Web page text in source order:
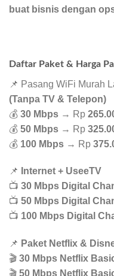
buat bisnis dengan
Daftar Paket & Harga
📌 Pasang WiFi Murah
(Tanpa TV & Telepon)
💰 30 Mbps → Rp
💰 50 Mbps → Rp
💰 100 Mbps → Rp
📌
Internet + UseeTV
📺 30 Mbps Digital
📺 50 Mbps Digital
📺 100 Mbps Digital
📌 Paket Netflix &
🎬 30 Mbps Netflix
🎬 50 Mbps Netflix